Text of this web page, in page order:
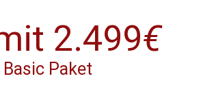
2.499€
Basic Paket